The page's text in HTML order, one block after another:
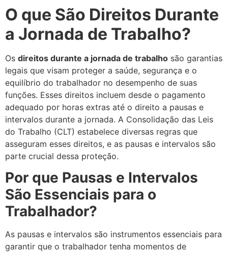
O que São Direitos Durante
a Jornada de Trabalho?
Os direitos durante a jornada de trabalho são garantias
legais que visam proteger a saúde, segurança e o
equilíbrio do trabalhador no desempenho de suas
funções. Esses direitos incluem desde o pagamento
adequado por horas extras até o direito a pausas e
intervalos durante a jornada. A Consolidação das Leis
do Trabalho (CLT) estabelece diversas regras que
asseguram esses direitos, e as pausas e intervalos são
parte crucial dessa proteção.
Por que Pausas e Intervalos
São Essenciais para o
Trabalhador?
As pausas e intervalos são instrumentos essenciais para
garantir que o trabalhador tenha momentos de